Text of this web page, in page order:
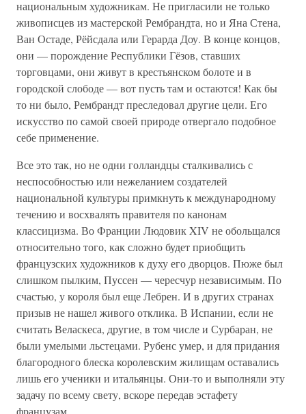
национальным художникам. Не пригласили не только
живописцев из мастерской Рембрандта, но и Яна Стена,
Ван Остаде, Рёйсдала или Герарда Доу. В конце концов,
они — порождение Республики Гёзов, ставших
торговцами, они живут в крестьянском болоте и в
городской слободе — вот пусть там и остаются! Как бы
то ни было, Рембрандт преследовал другие цели. Его
искусство по самой своей природе отвергало подобное
себе применение.
Все это так, но не одни голландцы сталкивались с
неспособностью или нежеланием создателей
национальной культуры примкнуть к международному
течению и восхвалять правителя по канонам
классицизма. Во Франции Людовик XIV не обольщался
относительно того, как сложно будет приобщить
французских художников к духу его дворцов. Пюже был
слишком пылким, Пуссен — чересчур независимым. По
счастью, у короля был еще Лебрен. И в других странах
призыв не нашел живого отклика. В Испании, если не
считать Веласкеса, другие, в том числе и Сурбаран, не
были умелыми льстецами. Рубенс умер, и для придания
благородного блеска королевским жилищам оставались
лишь его ученики и итальянцы. Они-то и выполняли эту
задачу по всему свету, вскоре передав эстафету
французам.